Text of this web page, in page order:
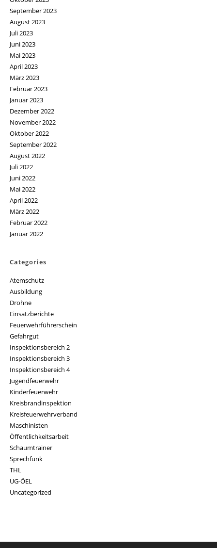
September 2023
August 2023
Juli 2023
Juni 2023
Mai 2023
April 2023
März 2023
Februar 2023
Januar 2023
Dezember 2022
November 2022
Oktober 2022
September 2022
August 2022
Juli 2022
Juni 2022
Mai 2022
April 2022
März 2022
Februar 2022
Januar 2022
Categories
Atemschutz
Ausbildung
Drohne
Einsatzberichte
Feuerwehrführerschein
Gefahrgut
Inspektionsbereich 2
Inspektionsbereich 3
Inspektionsbereich 4
Jugendfeuerwehr
Kinderfeuerwehr
Kreisbrandinspektion
Kreisfeuerwehrverband
Maschinisten
Öffentlichkeitsarbeit
Schaumtrainer
Sprechfunk
THL
UG-ÖEL
Uncategorized